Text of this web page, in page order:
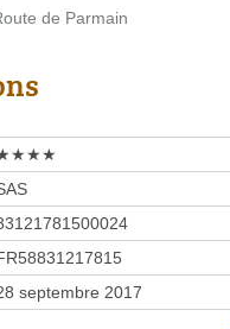
de Parmain
septembre 2017